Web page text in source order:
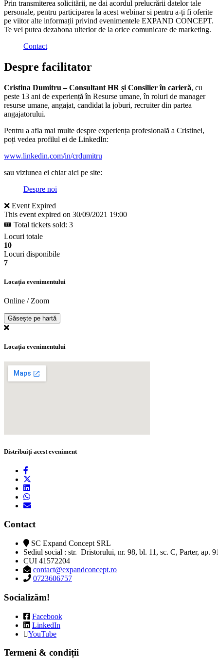
Prin transmiterea solicitării, ne dai acordul prelucrării datelor tale
personale, pentru participarea la acest webinar si pentru a-ți fi oferite
pe viitor alte informații privind evenimentele EXPAND CONCEPT.
Te vei putea dezabona ulterior de la orice comunicare de marketing.
Contact
Despre facilitator
Cristina Dumitru – Consultant HR și Consilier în carieră, cu
peste 13 ani de experiență în Resurse umane, în roluri de manager
resurse umane, angajat, candidat la joburi, recruiter din partea
angajatorului.
Pentru a afla mai multe despre experiența profesională a Cristinei,
poți vedea profilul ei de LinkedIn:
www.linkedin.com/in/crdumitru
sau viziunea ei chiar aici pe site:
Despre noi
❌ Event Expired
This event expired on 30/09/2021 19:00
🎟 Total tickets sold: 3
Locuri totale
10
Locuri disponibile
7
Locația evenimentului
Online / Zoom
Găsește pe hartă
Locația evenimentului
Distribuiți acest eveniment
Contact
SC Expand Concept SRL
Sediul social : str. Dristorului, nr. 98, bl. 11, sc. C, Parter, ap.
CUI 41572204
contact@expandconcept.ro
0723606757
Socializăm!
Facebook
LinkedIn
YouTube
Termeni & condiții